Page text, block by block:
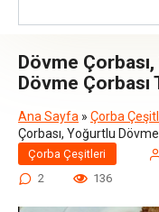
Dövme Çorbası, Yoğurtlu Dövme Çorbası,
Dövme Çorbası
Ana Sayfa » Çorba
Çorbası, Yoğurtlu
Çorba Çeşitleri
2
136